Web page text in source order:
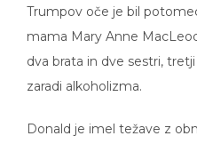
Trumpov oče je bil
mama Mary Anne
dva brata in dve sestri,
zaradi alkoholizma.
Donald je imel težave z